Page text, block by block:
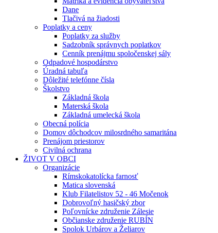
Dane
Tlačivá na žiadosti
Poplatky a ceny
Poplatky za služby
Sadzobník správnych poplatkov
Cenník prenájmu spoločenskej sály
Odpadové hospodárstvo
Úradná tabuľa
Dôležité telefónne čísla
Školstvo
Základná škola
Materská škola
Základná umelecká škola
Obecná polícia
Domov dôchodcov milosrdného samaritána
Prenájom priestorov
Civilná ochrana
ŽIVOT V OBCI
Organizácie
Rímskokatolícka farnosť
Matica slovenská
Klub Filatelistov 52 - 46 Močenok
Dobrovoľný hasičský zbor
Poľovnícke združenie Zálesie
Občianske združenie RUBÍN
Spolok Urbárov a Želiarov